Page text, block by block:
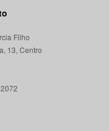
Filho
13, Centro